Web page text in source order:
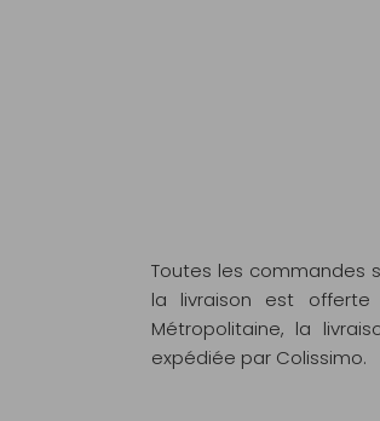
Toutes les commandes
la livraison est
Métropolitaine, la
expédiée par Colissimo.